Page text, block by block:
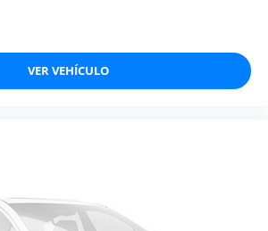
VER VEHÍCULO